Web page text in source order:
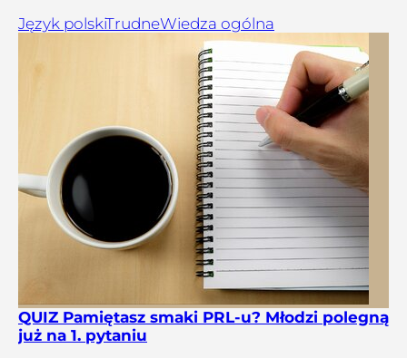
Język polskiTrudneWiedza ogólna
QUIZ Pamiętasz smaki PRL-u? Młodzi polegną
już na 1. pytaniu